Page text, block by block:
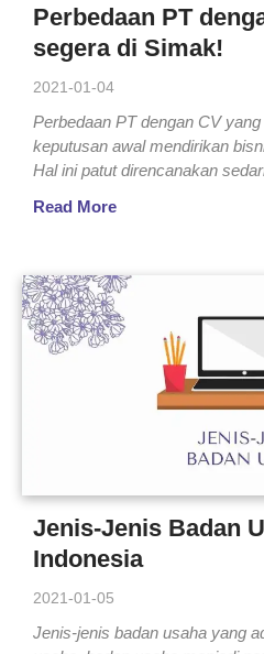
Perbedaan PT
segera di Simak!
2021-01-04
Perbedaan PT dengan CV
keputusan awal mendirikan
Hal ini patut direncanakan
Read More
Jenis-Jenis Badan
Indonesia
2021-01-05
Jenis-jenis badan usaha yang